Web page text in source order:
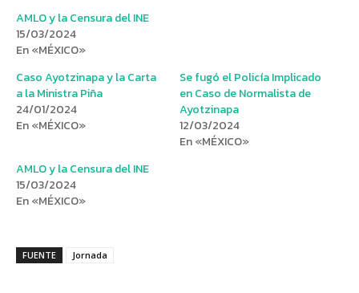
AMLO y la Censura del INE
15/03/2024
En «MÉXICO»
Caso Ayotzinapa y la Carta
a la Ministra Piña
24/01/2024
En «MÉXICO»
Se fugó el Policía Implicado
en Caso de Normalista de
Ayotzinapa
12/03/2024
En «MÉXICO»
AMLO y la Censura del INE
15/03/2024
En «MÉXICO»
FUENTE Jornada